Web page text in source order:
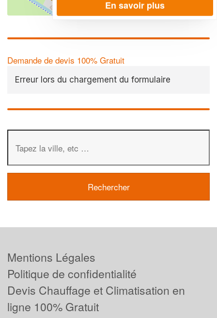
OpenStreetMap contributors,
Demande de devis 100% Gratuit
Erreur lors du chargement du formulaire
En savoir plus
Mentions Légales
Politique de confidentialité
Devis Chauffage et Climatisation en
ligne 100% Gratuit